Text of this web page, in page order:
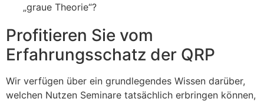
„graue Theorie“?
Profitieren Sie vom
Erfahrungsschatz der QRP
Wir verfügen über ein grundlegendes Wissen darüber,
welchen Nutzen Seminare tatsächlich erbringen können,